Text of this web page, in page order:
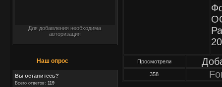
Для добавления необходима
авторизация
Наш опрос
Вы останитесь?
Всего ответов: 119
Просмотрели
358